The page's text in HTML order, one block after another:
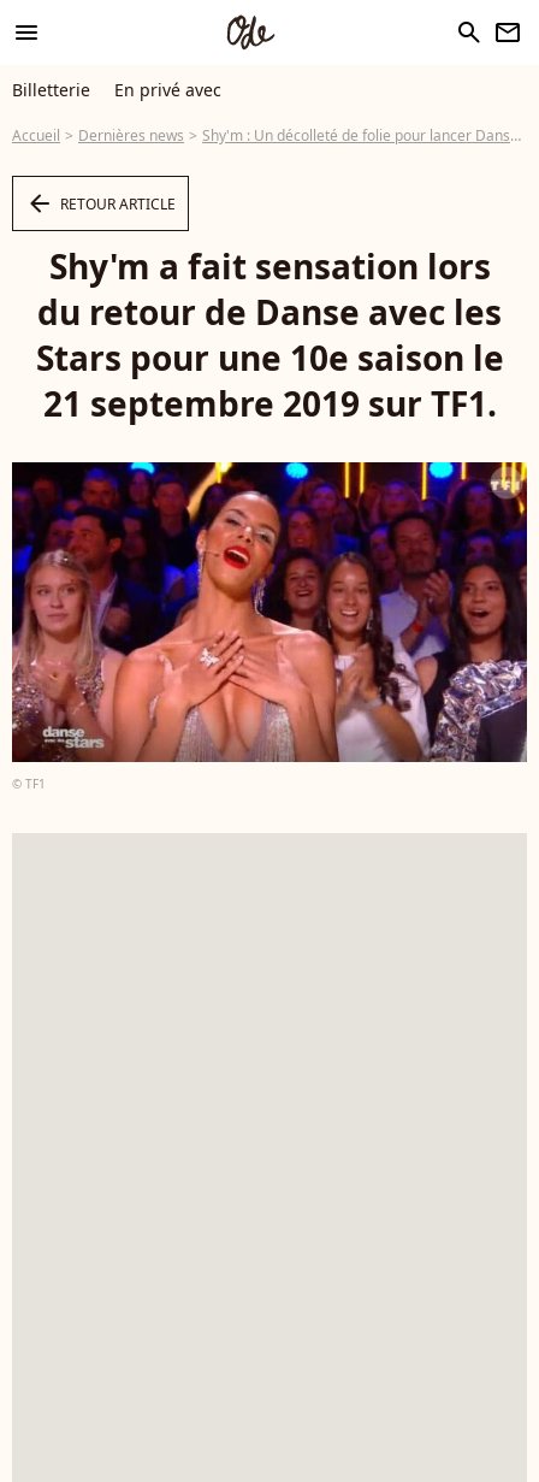
menu search newsletter
Billetterie En privé avec
Accueil Dernières news Shy'm : Un décolleté de folie pour lancer Danse avec les Stars 2019 !
arrow_left RETOUR ARTICLE
Shy'm a fait sensation lors
du retour de Danse avec les
Stars pour une 10e saison le
21 septembre 2019 sur TF1.
© TF1